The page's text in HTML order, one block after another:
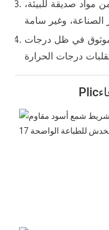
مواد صديقة للبيئة،
في ظل درجات